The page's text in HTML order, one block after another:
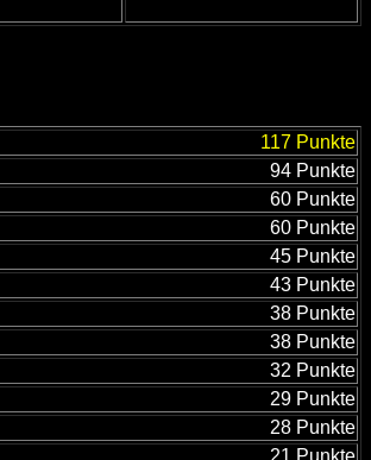
117 Punkte
94 Punkte
60 Punkte
60 Punkte
45 Punkte
43 Punkte
38 Punkte
38 Punkte
32 Punkte
29 Punkte
28 Punkte